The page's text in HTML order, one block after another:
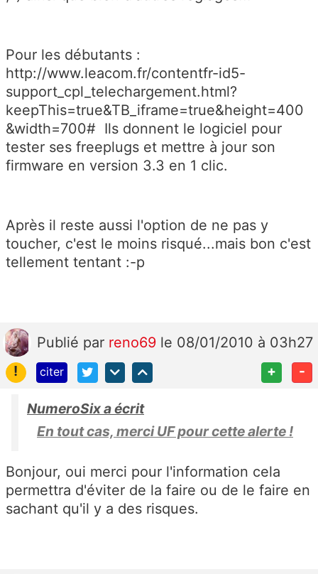
Pour les débutants :
http://www.leacom.fr/contentfr-id5-
support_cpl_telechargement.html?
keepThis=true&TB_iframe=true&height=400
&width=700# Ils donnent le logiciel pour
tester ses freeplugs et mettre à jour son
firmware en version 3.3 en 1 clic.
Après il reste aussi l'option de ne pas y
toucher, c'est le moins risqué...mais bon c'est
tellement tentant :-p
Publié par reno69 le 08/01/2010 à 03h27
!
citer + -
NumeroSix a écrit
En tout cas, merci UF pour cette alerte !
Bonjour, oui merci pour l'information cela
permettra d'éviter de la faire ou de le faire en
sachant qu'il y a des risques.